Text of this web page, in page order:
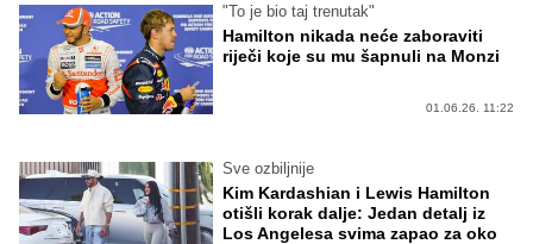
"To je bio taj trenutak"
Hamilton nikada neće zaboraviti
riječi koje su mu šapnuli na Monzi
01.06.26. 11:22
Sve ozbiljnije
Kim Kardashian i Lewis Hamilton
otišli korak dalje: Jedan detalj iz
Los Angelesa svima zapao za oko